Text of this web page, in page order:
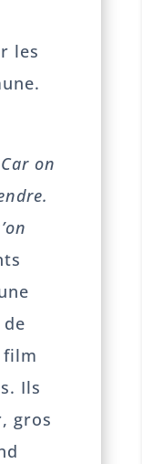
les
on
film
Ils
gros